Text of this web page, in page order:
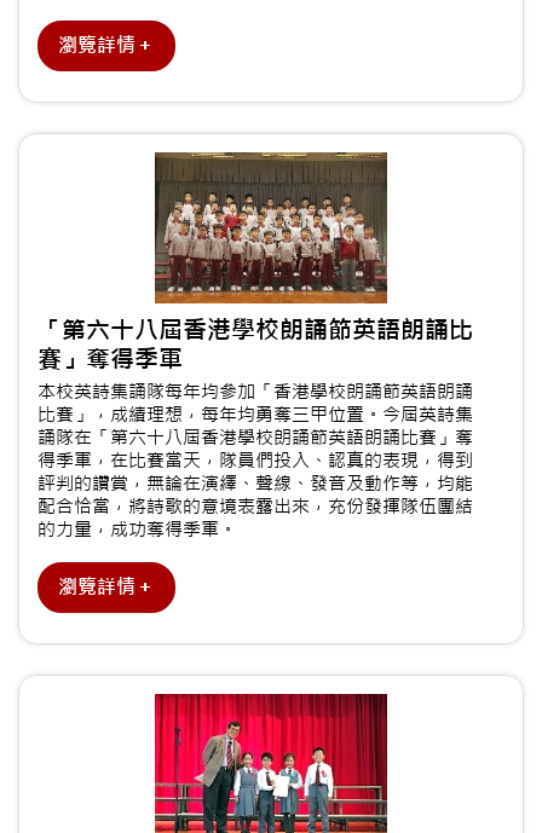
瀏覽詳情＋
「第六十八屆香港學校朗誦節英語朗誦比
賽」奪得季軍
本校英詩集誦隊每年均參加「香港學校朗誦節英語朗誦
比賽」，成績理想，每年均勇奪三甲位置。今屆英詩集
誦隊在「第六十八屆香港學校朗誦節英語朗誦比賽」奪
得季軍，在比賽當天，隊員們投入、認真的表現，得到
評判的讚賞，無論在演繹、聲線、發音及動作等，均能
配合恰當，將詩歌的意境表露出來，充份發揮隊伍團結
的力量，成功奪得季軍。
瀏覽詳情＋